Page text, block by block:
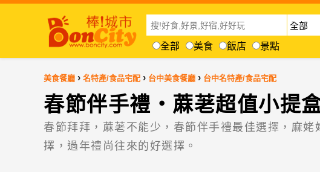
全部 美食 飯店 景點
美食餐廳 › 名特產/食品宅配 › 台中美食餐廳 › 台中名特產/食品宅配
春節伴手禮‧蔴荖超值小提
春節拜拜，蔴荖不能少，春節伴手禮最佳選擇，麻
擇，過年禮尚往來的好選擇。